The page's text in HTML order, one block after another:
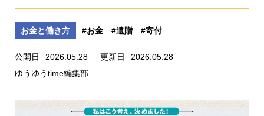
お金と働き方 #お金 #遺贈 #寄付
公開日 2026.05.28 更新日
2026.05.28
ゆうゆうtime編集部